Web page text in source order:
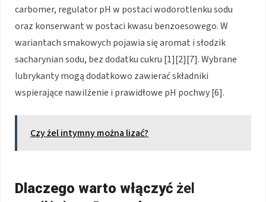
carbomer, regulator pH w postaci wodorotlenku sodu
oraz konserwant w postaci kwasu benzoesowego. W
wariantach smakowych pojawia się aromat i słodzik
sacharynian sodu, bez dodatku cukru [1][2][7]. Wybrane
lubrykanty mogą dodatkowo zawierać składniki
wspierające nawilżenie i prawidłowe pH pochwy [6].
Czy żel intymny można lizać?
Dlaczego warto włączyć żel